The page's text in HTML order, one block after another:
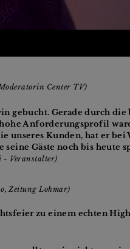
Center TV)
gebucht. Gerade durch die
Anforderungsprofil
unseres Kunden, hat er
Gäste noch bis heute
- Veranstalter)
Zeitung Lohmar)
zu einem echten